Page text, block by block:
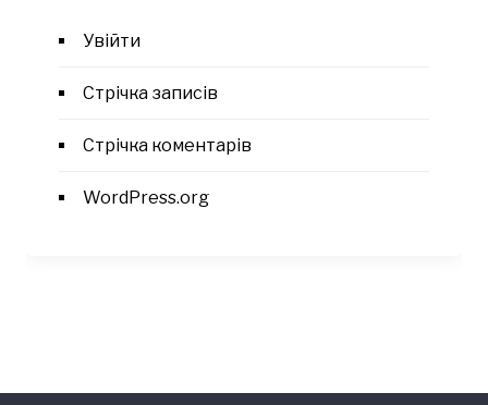
Увійти
Стрічка записів
Стрічка коментарів
WordPress.org